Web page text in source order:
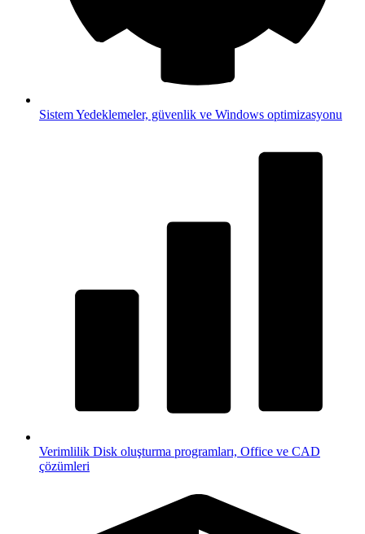
SistemYedeklemeler, güvenlik ve Windows optimizasyonu
Verimlilik Disk oluşturma programları, Office ve CAD
çözümleri